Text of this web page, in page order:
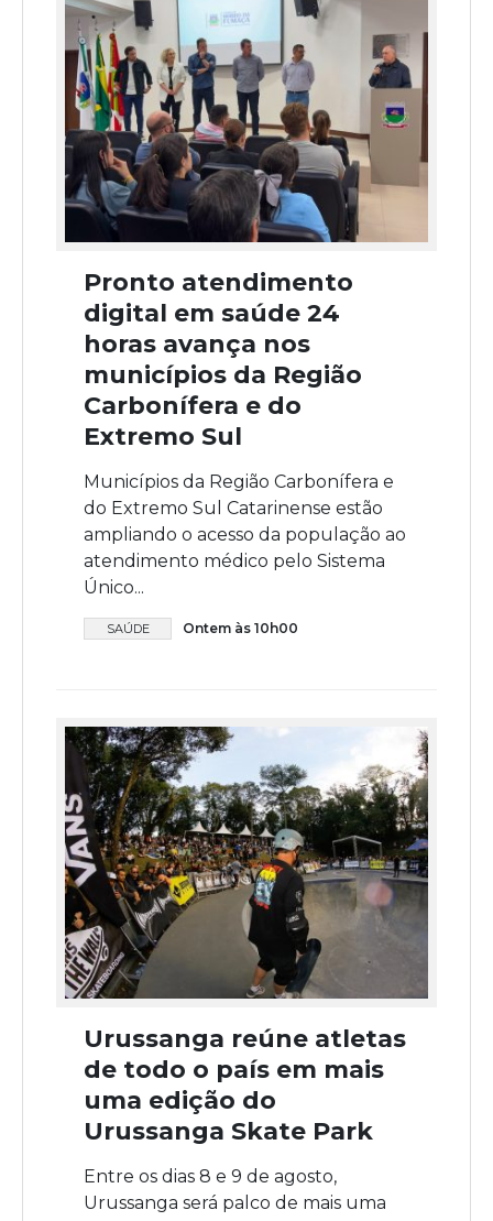
Pronto atendimento
digital em saúde 24
horas avança nos
municípios da Região
Carbonífera e do
Extremo Sul
Municípios da Região Carbonífera e
do Extremo Sul Catarinense estão
ampliando o acesso da população ao
atendimento médico pelo Sistema
Único...
SAÚDE Ontem às 10h00
Urussanga reúne atletas
de todo o país em mais
uma edição do
Urussanga Skate Park
Entre os dias 8 e 9 de agosto,
Urussanga será palco de mais uma